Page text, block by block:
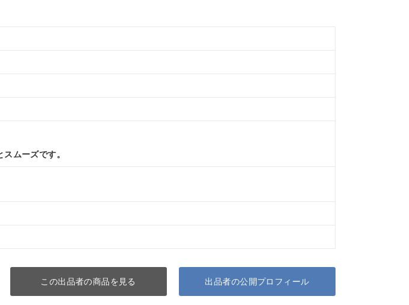
ムーズです。
この出品者の商品を見る 出品者の公開プロフィール